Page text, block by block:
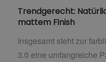
Trendgerecht:
mattem Finish
Insgesamt steht zur
3.0 eine umfangreiche